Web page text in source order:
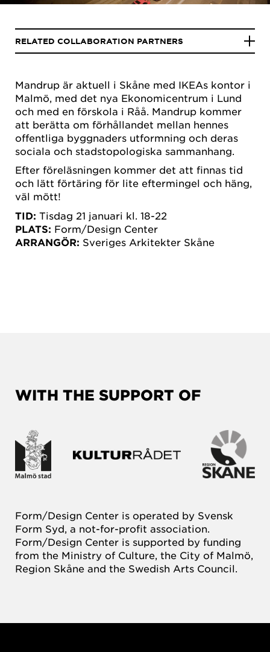
Mandrup är aktuell i Skåne med IKEAs kontor i
Malmö, med det nya Ekonomicentrum i Lund
och med en förskola i Råå. Mandrup kommer
att berätta om förhållandet mellan hennes
offentliga byggnaders utformning och deras
sociala och stadstopologiska sammanhang.
Efter föreläsningen kommer det att finnas tid
och lätt förtäring för lite eftermingel och häng,
väl mött!
TID: Tisdag 21 januari kl. 18-22
PLATS: Form/Design Center
ARRANGÖR: Sveriges Arkitekter Skåne
RELATED COLLABORATION PARTNERS
WITH THE SUPPORT OF
Form/Design Center is operated by Svensk
Form Syd, a not-for-profit association.
Form/Design Center is supported by funding
from the Ministry of Culture, the City of Malmö,
Region Skåne and the Swedish Arts Council.